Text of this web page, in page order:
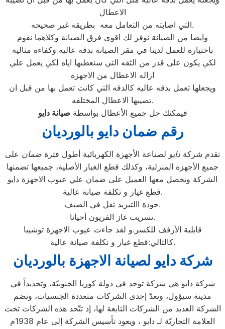
الاعطال
التي اصابته من التعامل معه بطريقه غير صحيحه.
وايضا من الصيانة نوفر لك اقوي فرق الصيانة وكلاهما نقوم
باختياره للعمل لدينا في مقر الصيانة بدقه عاليه وكفاءة مثالية
لكي يكون علي قدر من الثقه التي سنعطيها اياه لكي يعمل علي
ازاله الاعطال من الاجهزة
ويجعلها تعمل بدقه عاليه كالدقه التي كانت تعمل بها من قبل ان
تصيبها الاعطال المختلفه.
فيمكنك حل جميع الأعطال بواسطة صيانة دايو
رقم ضمان دايو بالورديان
تقدم شركة دايو لصناعة الأجهزة الكهربائية أطول فترة ضمان على
جميع الأجهزة المنزلية، وكذلك قطع الغيار الأصلية، جميعها تضمنها
الشركة ويحصل معها العميل على ضمان علي عيوب الاجهزة دايو
قطع غيار و تكلفة صيانة عالية.
جودة االتبريد تقل في الصيف.
تسريب غاز الفريون أحيانا.
قابلية الأرفف للكسر.و لقد جاءت عيوب الاجهزة توشيبا
كالتالي:قطع غيار و تكلفة صيانة عالية.
شركة دايو لصيانة الاجهزة بالورديان
شركة دايو هي شركة توجد في دولة كوريا الجنوبيّة، وتحديداً في
مدينة سيؤول، وتعدّ إحدى الشركات متعددة الجنسيات، وتضم
الشركة العديد من الشركات التابعة لها، إذ تتّحد هذه الشركات تحت
العلامة التجاريّة لـ دايو ، ويعود تأسيس الشركة إلى عام 1938م